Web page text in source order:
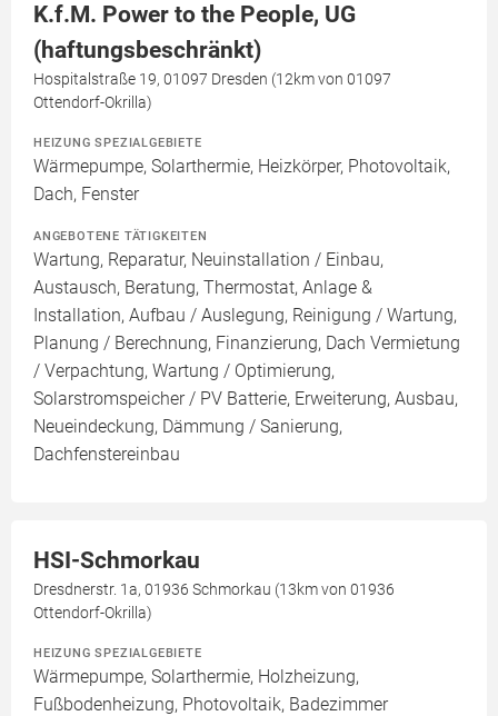
K.f.M. Power to the People, UG
(haftungsbeschränkt)
Hospitalstraße 19, 01097 Dresden (12km von 01097
Ottendorf-Okrilla)
HEIZUNG SPEZIALGEBIETE
Wärmepumpe, Solarthermie, Heizkörper, Photovoltaik,
Dach, Fenster
ANGEBOTENE TÄTIGKEITEN
Wartung, Reparatur, Neuinstallation / Einbau,
Austausch, Beratung, Thermostat, Anlage &
Installation, Aufbau / Auslegung, Reinigung / Wartung,
Planung / Berechnung, Finanzierung, Dach Vermietung
/ Verpachtung, Wartung / Optimierung,
Solarstromspeicher / PV Batterie, Erweiterung, Ausbau,
Neueindeckung, Dämmung / Sanierung,
Dachfenstereinbau
HSI-Schmorkau
Dresdnerstr. 1a, 01936 Schmorkau (13km von 01936
Ottendorf-Okrilla)
HEIZUNG SPEZIALGEBIETE
Wärmepumpe, Solarthermie, Holzheizung,
Fußbodenheizung, Photovoltaik, Badezimmer